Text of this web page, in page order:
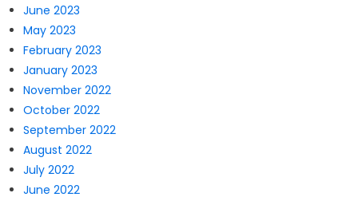
June 2023
May 2023
February 2023
January 2023
November 2022
October 2022
September 2022
August 2022
July 2022
June 2022